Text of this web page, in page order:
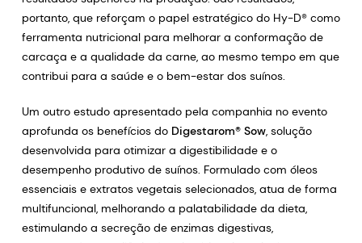
portanto, que reforçam o papel estratégico do Hy-D® como
ferramenta nutricional para melhorar a conformação de
carcaça e a qualidade da carne, ao mesmo tempo em que
contribui para a saúde e o bem-estar dos suínos.
Um outro estudo apresentado pela companhia no evento
aprofunda os benefícios do Digestarom® Sow, solução
desenvolvida para otimizar a digestibilidade e o
desempenho produtivo de suínos. Formulado com óleos
essenciais e extratos vegetais selecionados, atua de forma
multifuncional, melhorando a palatabilidade da dieta,
estimulando a secreção de enzimas digestivas,